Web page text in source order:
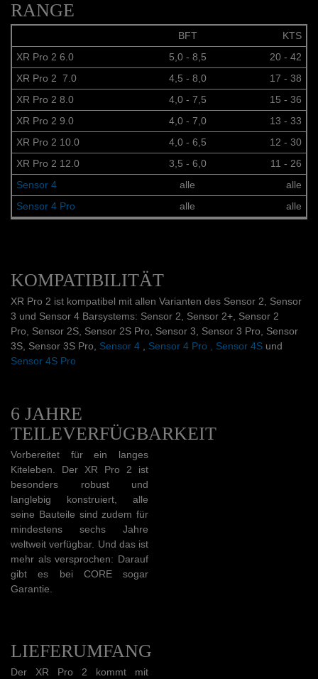
RANGE
BFT
KTS
XR Pro 2 6.0
5,0 - 8,5
20 - 42
XR Pro 2 7.0
4,5 - 8,0
17 - 38
XR Pro 2 8.0
4,0 - 7,5
15 - 36
XR Pro 2 9.0
4,0 - 7,0
13 - 33
XR Pro 2 10.0
4,0 - 6,5
12 - 30
XR Pro 2 12.0
3,5 - 6,0
11 - 26
Sensor 4
alle
alle
Sensor 4 Pro
alle alle
KOMPATIBILITÄT
XR Pro 2 ist kompatibel mit allen Varianten des Sensor 2, Sensor
3 und Sensor 4 Barsystems: Sensor 2, Sensor 2+, Sensor 2
Pro, Sensor 2S, Sensor 2S Pro, Sensor 3, Sensor 3 Pro, Sensor
3S, Sensor 3S Pro, Sensor 4 Sensor 4 Pro , Sensor 4S und
Sensor 4S Pro
6 JAHRE
TEILEVERFÜGBARKEIT
Vorbereitet für ein langes
Kiteleben. Der XR Pro 2 ist
besonders robust und
langlebig konstruiert, alle
seine Bauteile sind zudem für
mindestens sechs Jahre
weltweit verfügbar. Und das ist
mehr als versprochen: Darauf
gibt es bei CORE sogar
Garantie.
LIEFERUMFANG
Der XR Pro 2 kommt mit